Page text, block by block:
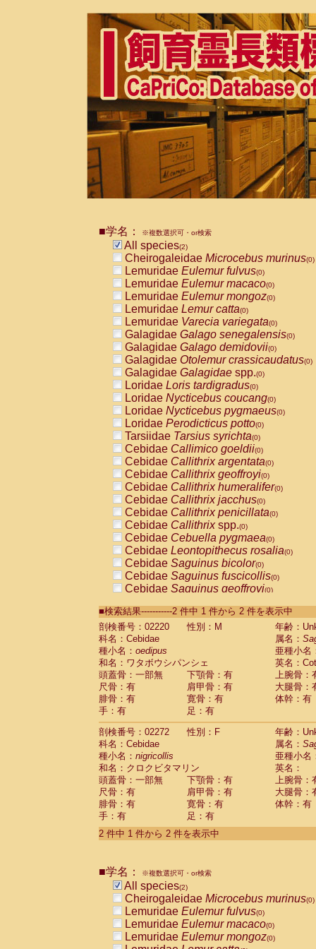
■学名： ※複数選択可・or検索
All species(2)
Cheirogaleidae Microcebus murinus(0)
Lemuridae Eulemur fulvus(0)
Lemuridae Eulemur macaco(0)
Lemuridae Eulemur mongoz(0)
Lemuridae Lemur catta(0)
Lemuridae Varecia variegata(0)
Galagidae Galago senegalensis(0)
Galagidae Galago demidovii(0)
Galagidae Otolemur crassicaudatus(0)
Galagidae Galagidae spp.(0)
Loridae Loris tardigradus(0)
Loridae Nycticebus coucang(0)
Loridae Nycticebus pygmaeus(0)
Loridae Perodicticus potto(0)
Tarsiidae Tarsius syrichta(0)
Cebidae Callimico goeldii(0)
Cebidae Callithrix argentata(0)
Cebidae Callithrix geoffroyi(0)
Cebidae Callithrix humeralifer(0)
Cebidae Callithrix jacchus(0)
Cebidae Callithrix penicillata(0)
Cebidae Callithrixspp.(0)
Cebidae Cebuella pygmaea(0)
Cebidae Leontopithecus rosalia(0)
Cebidae Saguinus bicolor(0)
Cebidae Saguinus fuscicollis(0)
Cebidae Saguinus geoffroyi(0)
CebidaeSaguinus labiatus(0)
Cebidae Saguinus leucopus (0)
Cebidae
Cebidae
CebidaeSaguinus nigricollis (1)
Cebidae Saguinus oedipus
Cebidae Saguinus weddelli
Cebidae Saguinusspp.
Cebidae Aotus trivirgatus
Cebidae Cebus albifrons
Cebidae
CebidaeCebus capucinus
CebidaeCebus nigrivittatus
Cebidae Cebusspp.(0)
Cebidae Saimiri boliviensis
Cebidae Saimiri sciureus
Atelidae Alouatta caraya
AtelidaeAlouatta fusca
AtelidaeAlouatta seniculus
AtelidaeAteles belzebuth
AtelidaeAteles geoffroyi
AtelidaeAteles paniscus(0)
AtelidaeAtelesspp. (0)
AtelidaeLagothrix lagothricha
AtelidaeLagothrix lagothricha cana
PitheciidaeCacajao calvus
■検索結果-----------2 件中 1 件から 2 件を表示中
剖検番号：02220
性別：M
年齢：
科名：Cebidae
属名：
種小名： oedipus
亜種小名
和名：ワタボウシパンシェ
英名：
頭蓋骨：一部無
下顎骨：有
上腕骨：
尺骨：有
肩甲骨：有
大腿骨：
腓骨：有
寛骨：有
体幹：有
手：有
足：有
剖検番号：02272
性別：F
年齢：
科名：Cebidae
属名：
種小名： nigricollis
亜種小名
和名：クロクビタマリン
英名：
頭蓋骨：一部無
下顎骨：有
上腕骨：
尺骨：有
肩甲骨：有
大腿骨：
腓骨：有
寛骨：有
体幹：有
手：有
足：有
2 件中 1 件から 2 件を表示中
■学名： ※複数選択可・or検索
All species(2)
Cheirogaleidae Microcebus murinus(0)
Lemuridae Eulemur fulvus(0)
Lemuridae Eulemur macaco(0)
Lemuridae Eulemur mongoz(0)